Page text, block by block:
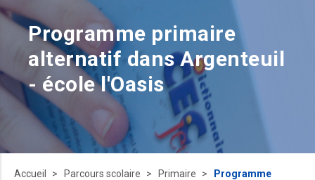
Programme primaire
alternatif dans Argenteuil
- école l'Oasis
Accueil Parcours scolaire Primaire
Programme